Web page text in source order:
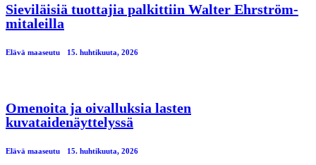
Sieviläisiä tuottajia palkittiin Walter Ehrström-
mitaleilla
Elävä maaseutu 15. huhtikuuta, 2026
Omenoita ja oivalluksia lasten
kuvataidenäyttelyssä
Elävä maaseutu 15. huhtikuuta, 2026